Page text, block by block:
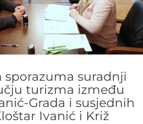
sporazuma suradnji
turizma između
Grada i susjednih
Ivanić i Križ